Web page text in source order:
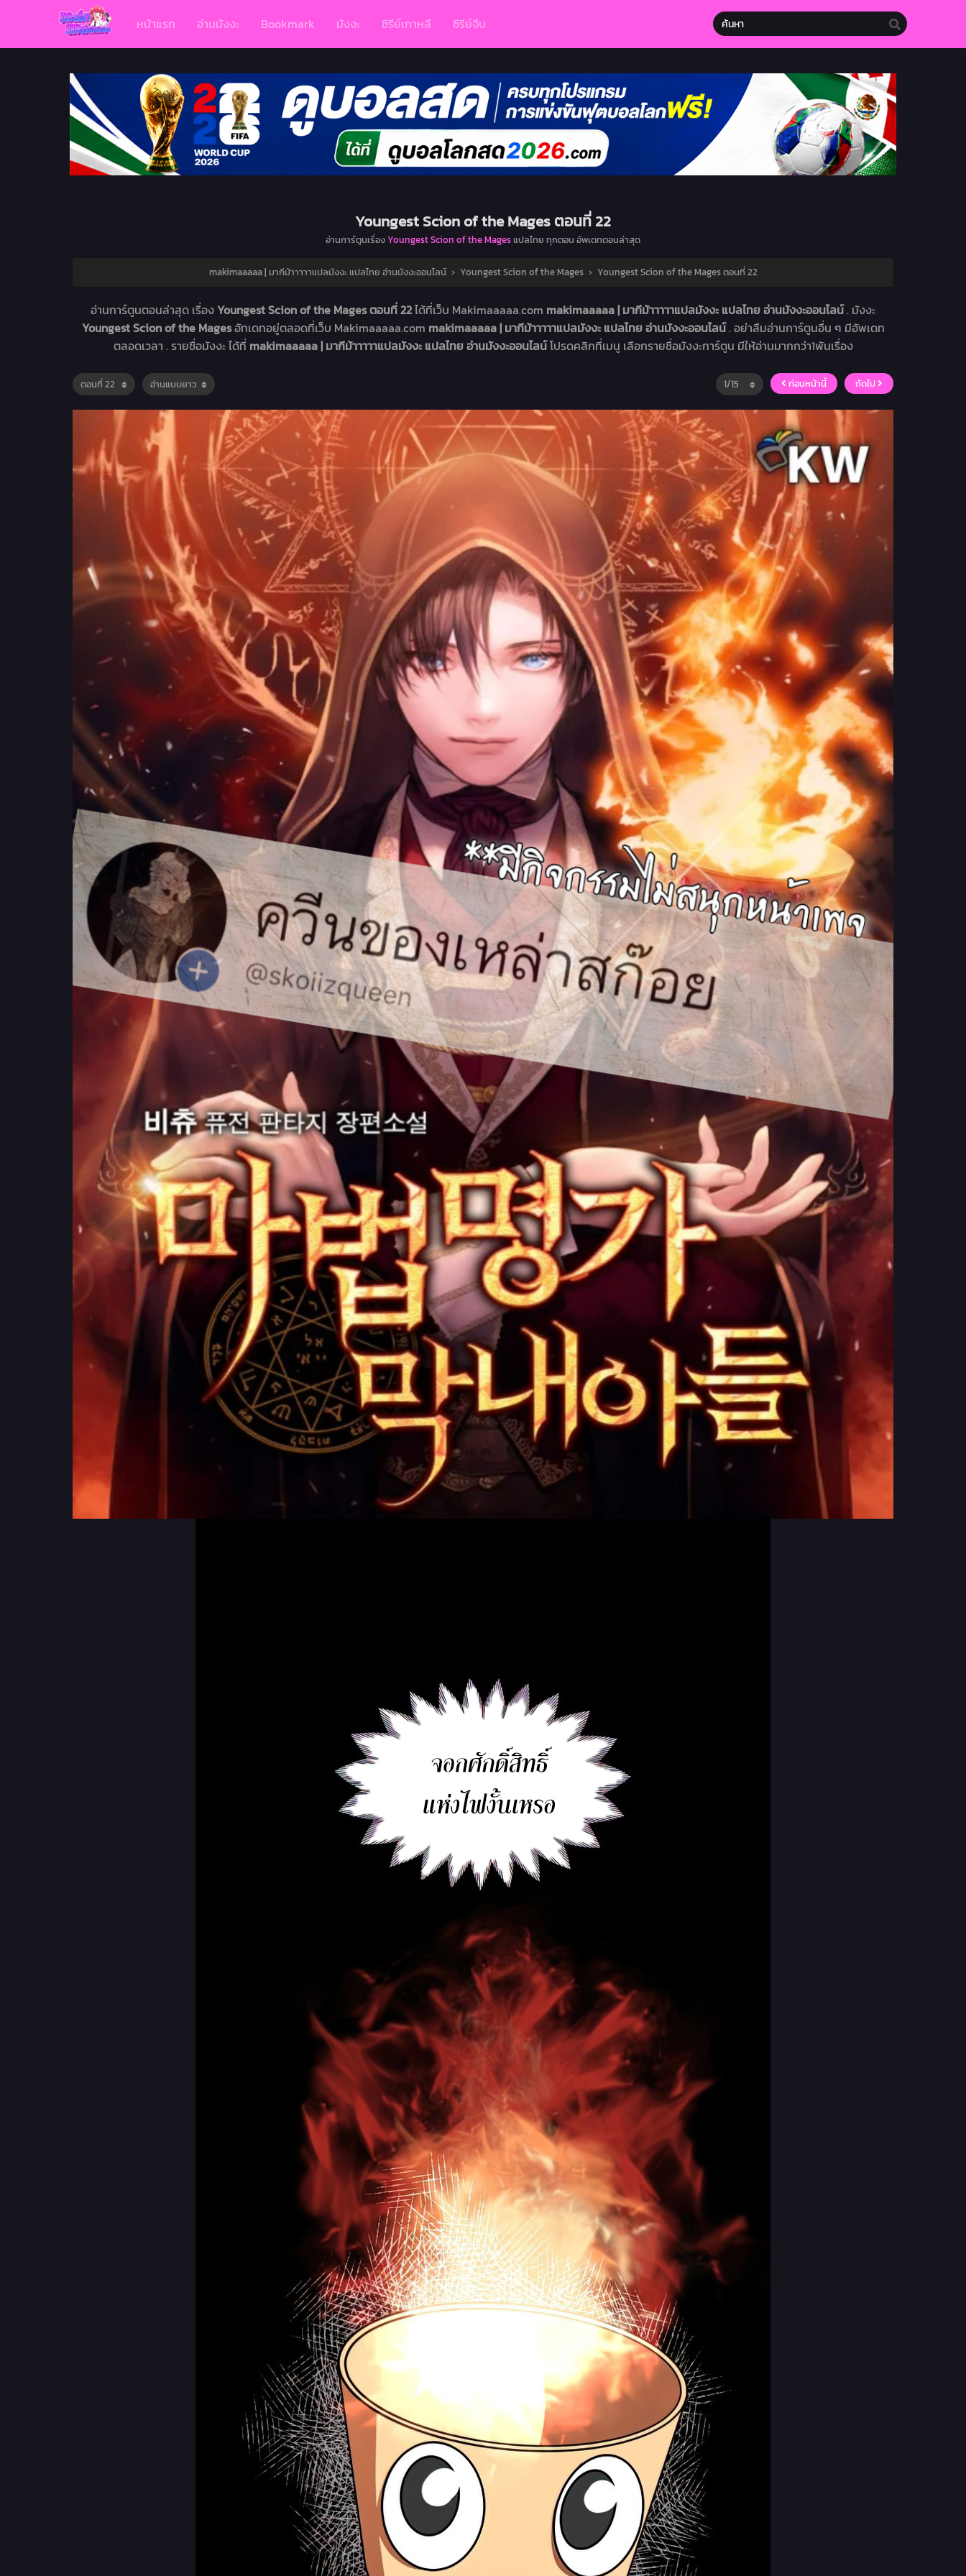
หน้าแรก อ่านมังงะ Bookmark มังงะ ซีรีย์เกาหลี ซีรีย์จีน
Youngest Scion of the Mages ตอนที่ 22
อ่านการ์ตูนเรื่องYoungest Scion of the Magesแปลไทย ทุกตอน อัพเดทตอนล่าสุด
makimaaaaa | มากีม้าาาาาแปลมังงะ แปลไทย อ่านมังงะออนไลน์ › Youngest Scion of the Mages › Youngest Scion of the Mages ตอนที่ 22
อ่านการ์ตูนตอนล่าสุด เรื่องYoungest Scion of the Mages ตอนที่ 22ได้ที่เว็บ Makimaaaaa.com makimaaaaa | มากีม้าาาาาแปลมังงะ แปลไทย อ่านมังงะออนไลน์. มังงะ
Youngest Scion of the Magesอัทเดทอยู่ตลอดที่เว็บ Makimaaaaa.com makimaaaaa | มากีม้าาาาาแปลมังงะ แปลไทย อ่านมังงะออนไลน์. อย่าลืมอ่านการ์ตูนอื่น ๆ มีอัพเดท
ตลอดเวลา . รายชื่อมังงะ ได้ที่ makimaaaaa | มากีม้าาาาาแปลมังงะ แปลไทย อ่านมังงะออนไลน์โปรดคลิกที่เมนู เลือกรายชื่อมังงะการ์ตูน มีให้อ่านมากกว่า1พันเรื่อง
ก่อนหน้านี้ ถัดไป